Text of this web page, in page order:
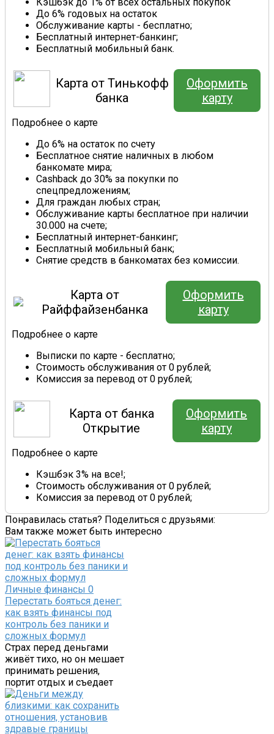
До 6% годовых на остаток
Обслуживание карты - бесплатно;
Бесплатный интернет-банкинг;
Бесплатный мобильный банк.
Карта от Тинькофф
банка
Оформить
карту
Подробнее о карте
До 6% на остаток по счету
Бесплатное снятие наличных в любом
банкомате мира;
Cashback до 30% за покупки по
спецпредложениям;
Для граждан любых стран;
Обслуживание карты бесплатное при наличии
30.000 на счете;
Бесплатный интернет-банкинг;
Бесплатный мобильный банк;
Снятие средств в банкоматах без комиссии.
Карта от
Райффайзенбанка
Оформить
карту
Подробнее о карте
Выписки по карте - бесплатно;
Стоимость обслуживания от 0 рублей;
Комиссия за перевод от 0 рублей;
Карта от банка
Открытие
Оформить
карту
Подробнее о карте
Кэшбэк 3% на все!;
Стоимость обслуживания от 0 рублей;
Комиссия за перевод от 0 рублей;
Понравилась статья? Поделиться с друзьями:
Вам также может быть интересно
Личные финансы 0
Перестать бояться денег:
как взять финансы под
контроль без паники и
сложных формул
Страх перед деньгами
живёт тихо, но он мешает
принимать решения,
портит отдых и съедает